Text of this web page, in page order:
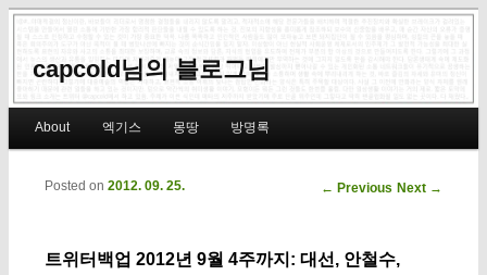
capcold님의 블로그님
Skip to primary content
Skip to secondary content
About 엑기스 몽땅 방명록
Post navigation
← Previous Next →
트위터백업 2012년 9월 4주까지: 대선, 안철수,
Posted on 2012. 09. 25.